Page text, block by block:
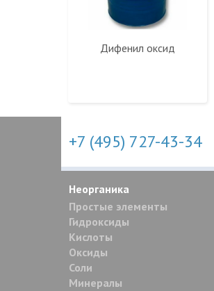
Дифенил оксид
+7 (495) 727-43-34
Неорганика
Простые элементы
Гидроксиды
Кислоты
Оксиды
Соли
Минералы